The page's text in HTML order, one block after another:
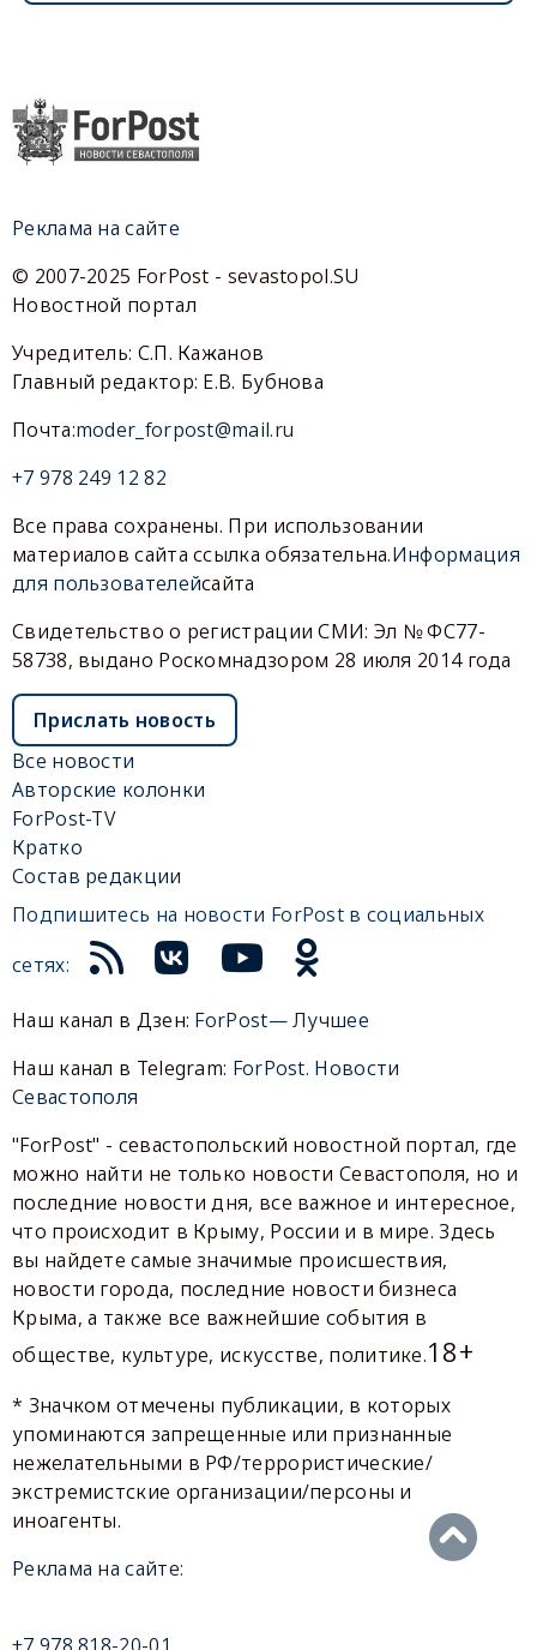
Реклама на сайте
© 2007-2025 ForPost - sevastopol.SU
Новостной портал
Учредитель: С.П. Кажанов
Главный редактор: Е.В. Бубнова
Почта:moder_forpost@mail.ru
+7 978 249 12 82
Все права сохранены. При использовании
материалов сайта ссылка обязательна.Информация
для пользователейсайта
Свидетельство о регистрации СМИ: Эл № ФС77-
58738, выдано Роскомнадзором 28 июля 2014 года
Прислать новость
Все новости
Авторские колонки
ForPost-TV
Кратко
Состав редакции
Подпишитесь на новости ForPost в социальных
сетях:
Наш канал в Дзен: ForPost— Лучшее
Наш канал в Telegram: ForPost. Новости
Севастополя
"ForPost" - севастопольский новостной портал, где
можно найти не только новости Севастополя, но и
последние новости дня, все важное и интересное,
что происходит в Крыму, России и в мире. Здесь
вы найдете самые значимые происшествия,
новости города, последние новости бизнеса
Крыма, а также все важнейшие события в
обществе, культуре, искусстве, политике.18+
* Значком отмечены публикации, в которых
упоминаются запрещенные или признанные
нежелательными в РФ/террористические/
экстремистские организации/персоны и
иноагенты.
Реклама на сайте: